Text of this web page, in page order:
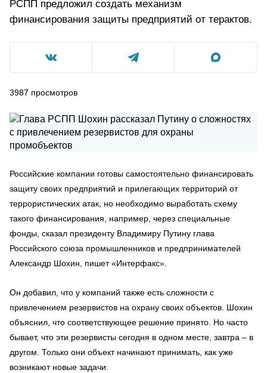
РСПП предложил создать механизм
финансирования защиты предприятий от терактов.
3987 просмотров
Российские компании готовы самостоятельно финансировать
защиту своих предприятий и прилегающих территорий от
террористических атак, но необходимо выработать схему
такого финансирования, например, через специальные
фонды, сказал президенту Владимиру Путину глава
Российского союза промышленников и предпринимателей
Александр Шохин, пишет «Интерфакс».
Он добавил, что у компаний также есть сложности с
привлечением резервистов на охрану своих объектов. Шохин
объяснил, что соответствующее решение принято. Но часто
бывает, что эти резервисты сегодня в одном месте, завтра – в
другом. Только они объект начинают принимать, как уже
возникают новые задачи.